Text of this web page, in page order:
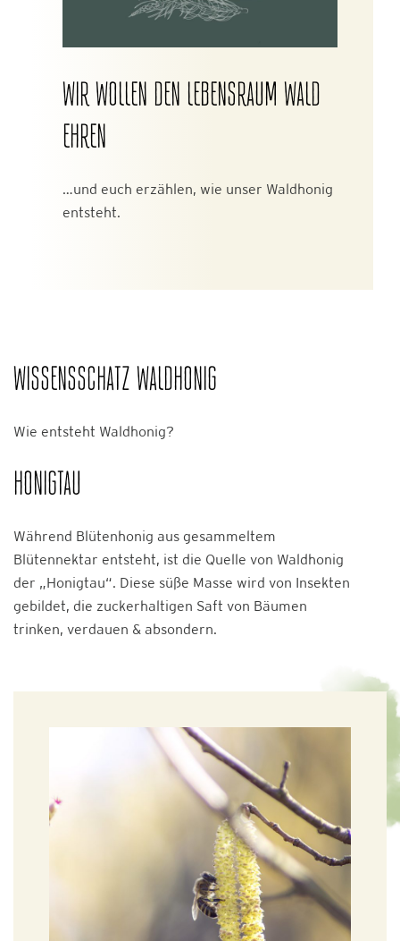
WIR WOLLEN DEN LEBENSRAUM WALD
EHREN
…und euch erzählen, wie unser Waldhonig
entsteht.
WISSENSSCHATZ WALDHONIG
Wie entsteht Waldhonig?
HONIGTAU
Während Blütenhonig aus gesammeltem
Blütennektar entsteht, ist die Quelle von Waldhonig
der „Honigtau“. Diese süße Masse wird von Insekten
gebildet, die zuckerhaltigen Saft von Bäumen
trinken, verdauen & absondern.